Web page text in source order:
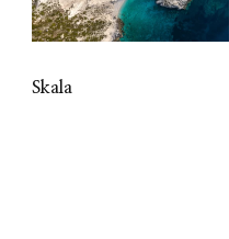
Skala